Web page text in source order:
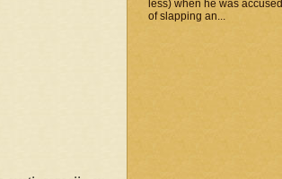
less) when he was accused
of slapping an...